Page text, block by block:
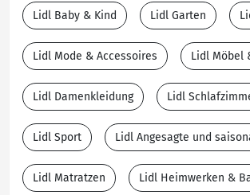
Lidl Baby & Kind Lidl Garten
Lidl Mode & Accessoires Lidl Möbel
Lidl Damenkleidung Lidl
Lidl Sport Lidl Angesagte und
Lidl Matratzen Lidl Heimwerken &